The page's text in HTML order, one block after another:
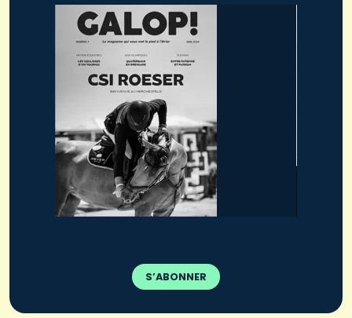
S’ABONNER